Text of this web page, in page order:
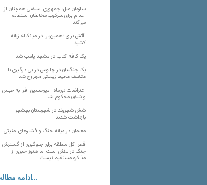
سازمان ملل: جمهوری اسلامی همچنان از
اعدام برای سرکوب مخالفان استفاده
می‌کند
آتش برای دهمین‌بار، در میانکاله زبانه
کشید
یک کافه کتاب در مشهد پلمب شد
یک جنگلبان در چالوس در پی درگیری با
متخلف محیط زیستی مجروح شد
اعتراضات دی‌ماه؛ امیرحسین افرا به حبس
و شلاق محکوم شد
شش شهروند در شهرستان بهشهر
بازداشت شدند
معلمان در میانه جنگ و فشارهای امنیتی
قطر: کل منطقه برای جلوگیری از گسترش
جنگ در تلاش است اما هنوز خبری از
مذاکره مستقیم نیست
ادامه مطالب...